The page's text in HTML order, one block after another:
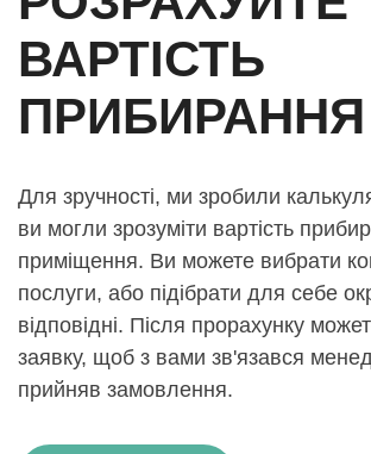
ВАРТІСТЬ
ПРИБИРАННЯ
Для зручності, ми зробили
ви могли зрозуміти вартість
приміщення. Ви можете вибрати
послуги, або підібрати для себе
відповідні. Після прорахунку
заявку, щоб з вами зв'язався
прийняв замовлення.